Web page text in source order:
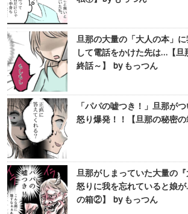
旦那の大量の「大人の本」
して電話をかけた先は…【
終話～】 by もっつん
「パパの嘘つき！」旦那が
怒り爆発！！【旦那の秘密
旦那がしまっていた大量の『
怒りに我を忘れていると娘
の箱②】 by もっつん